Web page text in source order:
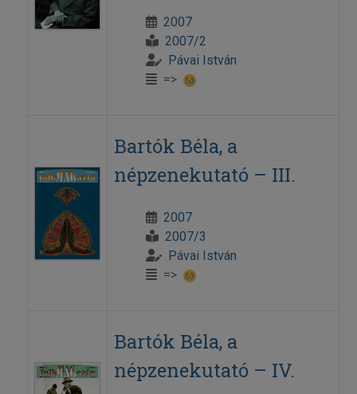
2007
2007/2
Pávai István
=>
Bartók Béla, a
népzenekutató – III.
2007
2007/3
Pávai István
=>
Bartók Béla, a
népzenekutató – IV.